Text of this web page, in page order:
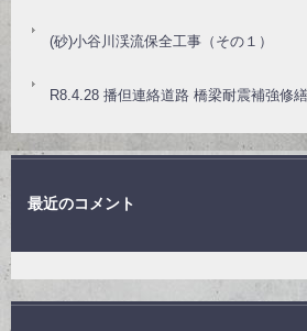
(砂)小谷川渓流保全工事（その１）
R8.4.28 播但連絡道路 橋梁耐震補強修
最近のコメント